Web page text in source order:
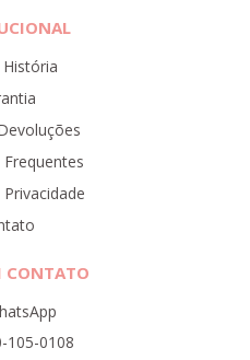
CONTATO
105-0108